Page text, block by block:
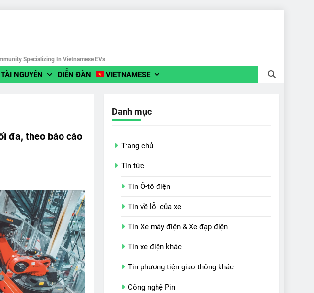
Specializing In Vietnamese EVs
TÀI NGUYÊN DIỄN ĐÀN VIETNAMESE
đa, theo báo cáo
Danh mục
Trang chủ
Tin tức
Tin Ô-tô điện
Tin về lỗi của xe
Tin Xe máy điện & Xe đạp điện
Tin xe điện khác
Tin phương tiện giao thông khác
Công nghệ Pin